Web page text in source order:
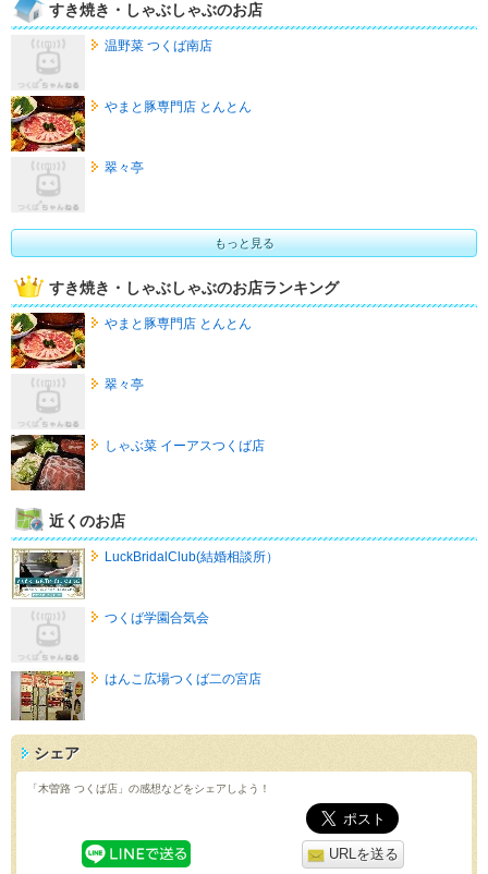
すき焼き・しゃぶしゃぶのお店
温野菜 つくば南店
やまと豚専門店 とんとん
翠々亭
もっと見る
すき焼き・しゃぶしゃぶのお店ランキング
やまと豚専門店 とんとん
翠々亭
しゃぶ菜 イーアスつくば店
近くのお店
LuckBridalClub(結婚相談所）
つくば学園合気会
はんこ広場つくば二の宮店
シェア
「木曽路 つくば店」の感想などをシェアしよう！
URLを送る